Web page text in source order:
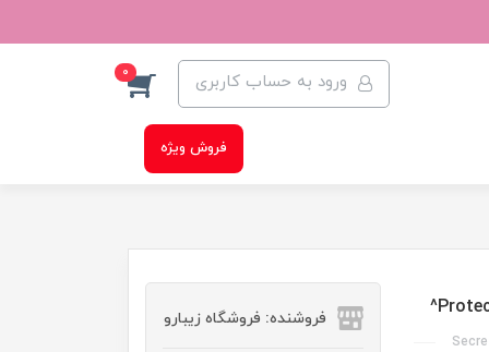
ورود به حساب کاربری 0
فروش ویژه
فروشنده: فروشگاه زیبارو